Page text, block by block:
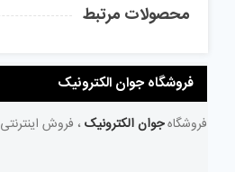
محصولات مرتبط
فروشگاه جوان الکترونیک
فروشگاهجوان الکترونیک ، فروش اینترنتی